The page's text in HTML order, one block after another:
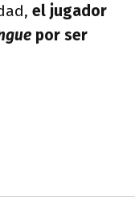
el jugador
por ser